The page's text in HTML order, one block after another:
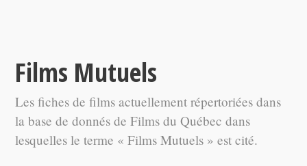
Films Mutuels
Les fiches de films actuellement répertoriées dans
la base de donnés de Films du Québec dans
lesquelles le terme « Films Mutuels » est cité.